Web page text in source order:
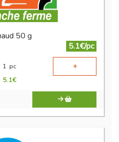
50 g
5.1€/pc
1 pc +
5.1€